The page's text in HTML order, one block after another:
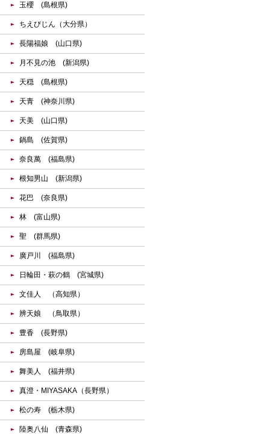
玉櫻 (島根県)
ちえびじん（大分県）
長陽福娘 (山口県)
月不見の池 (新潟県)
天穏 (島根県)
天青 (神奈川県)
天美 (山口県)
鍋島 (佐賀県)
奈良萬 (福島県)
根知男山 (新潟県)
花巴 (奈良県)
林 (富山県)
聖 (群馬県)
廣戸川 (福島県)
日輪田・萩の鶴 (宮城県)
文佳人 （高知県）
辨天娘 （鳥取県）
豊香 (長野県)
房島屋 (岐阜県)
舞美人 (福井県)
真澄・MIYASAKA（長野県）
松の寿 (栃木県)
陸奥八仙 (青森県)